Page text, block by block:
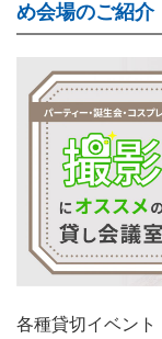
め会場のご紹介
各種貸切イベント